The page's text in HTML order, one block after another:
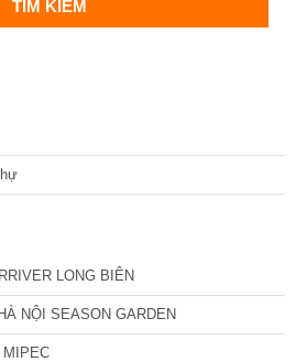
LONG BIÊN
NỘI SEASON GARDEN
MIPEC